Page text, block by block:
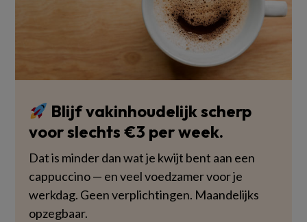
Blijf vakinhoudelijk scherp
voor slechts €3 per week.
Dat is minder dan wat je kwijt bent aan een
cappuccino — en veel voedzamer voor je
werkdag. Geen verplichtingen. Maandelijks
opzegbaar.